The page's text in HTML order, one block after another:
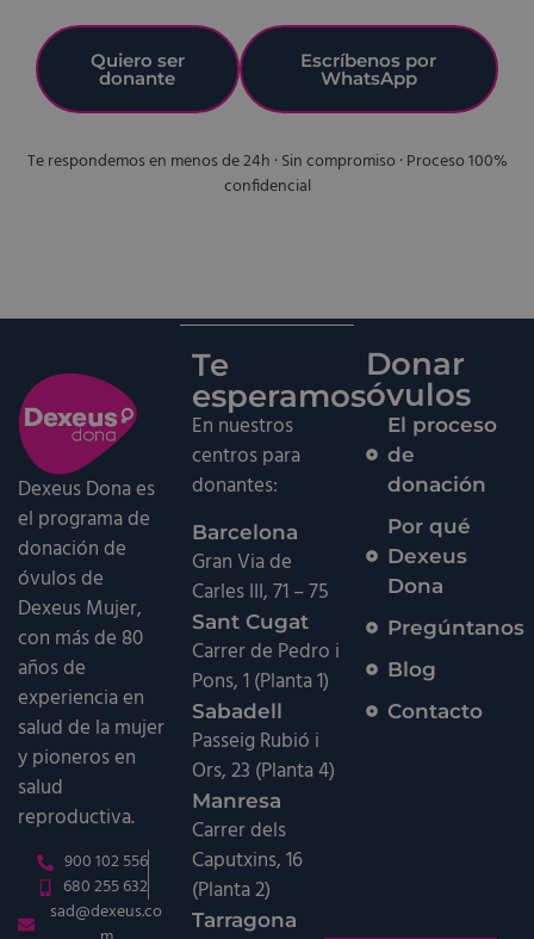
Quiero ser
donante
Escríbenos por
WhatsApp
Te respondemos en menos de 24h · Sin compromiso · Proceso 100%
confidencial
Dexeus Dona es
el programa de
donación de
óvulos de
Dexeus Mujer,
con más de 80
años de
experiencia en
salud de la mujer
y pioneros en
salud
reproductiva.
900 102 556
680 255 632
sad@dexeus.co
Te
esperamos
En nuestros
centros para
donantes:
Barcelona
Gran Via de
Carles III, 71 – 75
Sant Cugat
Carrer de Pedro i
Pons, 1 (Planta 1)
Sabadell
Passeig Rubió i
Ors, 23 (Planta 4)
Manresa
Carrer dels
Caputxins, 16
(Planta 2)
Tarragona
Donar
óvulos
El proceso
de
donación
Por qué
Dexeus
Dona
Pregúntanos
Blog
Contacto